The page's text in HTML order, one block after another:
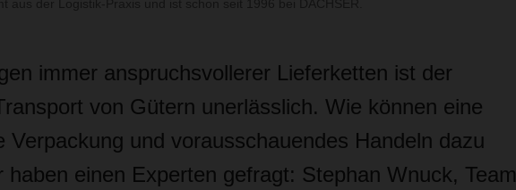
immer anspruchsvollerer Lieferketten ist der
von Gütern unerlässlich. Wie können eine
Verpackung und vorausschauendes Handeln dazu
haben einen Experten gefragt: Stephan Wnuck, Team